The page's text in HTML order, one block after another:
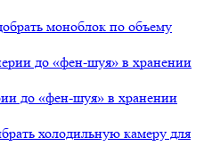
моноблок по объему
до «фен-шуя» в хранении